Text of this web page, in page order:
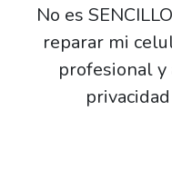
No es
reparar mi
profesional y